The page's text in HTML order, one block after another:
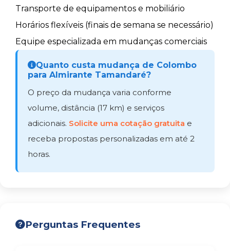
Transporte de equipamentos e mobiliário
Horários flexíveis (finais de semana se necessário)
Equipe especializada em mudanças comerciais
Quanto custa mudança de Colombo
para Almirante Tamandaré?
O preço da mudança varia conforme
volume, distância (17 km) e serviços
adicionais. Solicite uma cotação gratuita e
receba propostas personalizadas em até 2
horas.
Perguntas Frequentes